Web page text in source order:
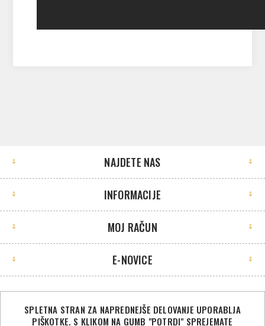
NAJDETE NAS
INFORMACIJE
MOJ RAČUN
E-NOVICE
SPLETNA STRAN ZA NAPREDNEJŠE DELOVANJE UPORABLJA
PIŠKOTKE. S KLIKOM NA GUMB "POTRDI" SPREJEMATE